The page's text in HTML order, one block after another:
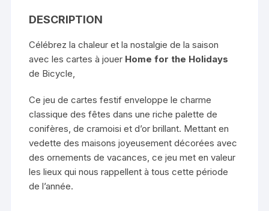
DESCRIPTION
Célébrez la chaleur et la nostalgie de la saison
avec les cartes à jouer Home for the Holidays
de Bicycle,
Ce jeu de cartes festif enveloppe le charme
classique des fêtes dans une riche palette de
conifères, de cramoisi et d’or brillant. Mettant en
vedette des maisons joyeusement décorées avec
des ornements de vacances, ce jeu met en valeur
les lieux qui nous rappellent à tous cette période
de l’année.